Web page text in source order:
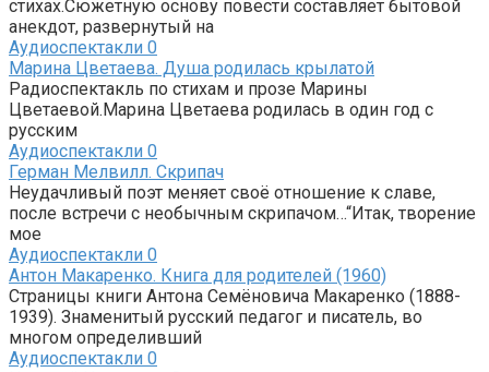
стихах.Сюжетную основу повести составляет бытовой
анекдот, развернутый на
Аудиоспектакли 0
Марина Цветаева. Душа родилась крылатой
Радиоспектакль по стихам и прозе Марины
Цветаевой.Марина Цветаева родилась в один год с
русским
Аудиоспектакли 0
Герман Мелвилл. Скрипач
Неудачливый поэт меняет своё отношение к славе,
после встречи с необычным скрипачом…“Итак, творение
мое
Аудиоспектакли 0
Антон Макаренко. Книга для родителей (1960)
Страницы книги Антона Семёновича Макаренко (1888-
1939). Знаменитый русский педагог и писатель, во
многом определивший
Аудиоспектакли 0